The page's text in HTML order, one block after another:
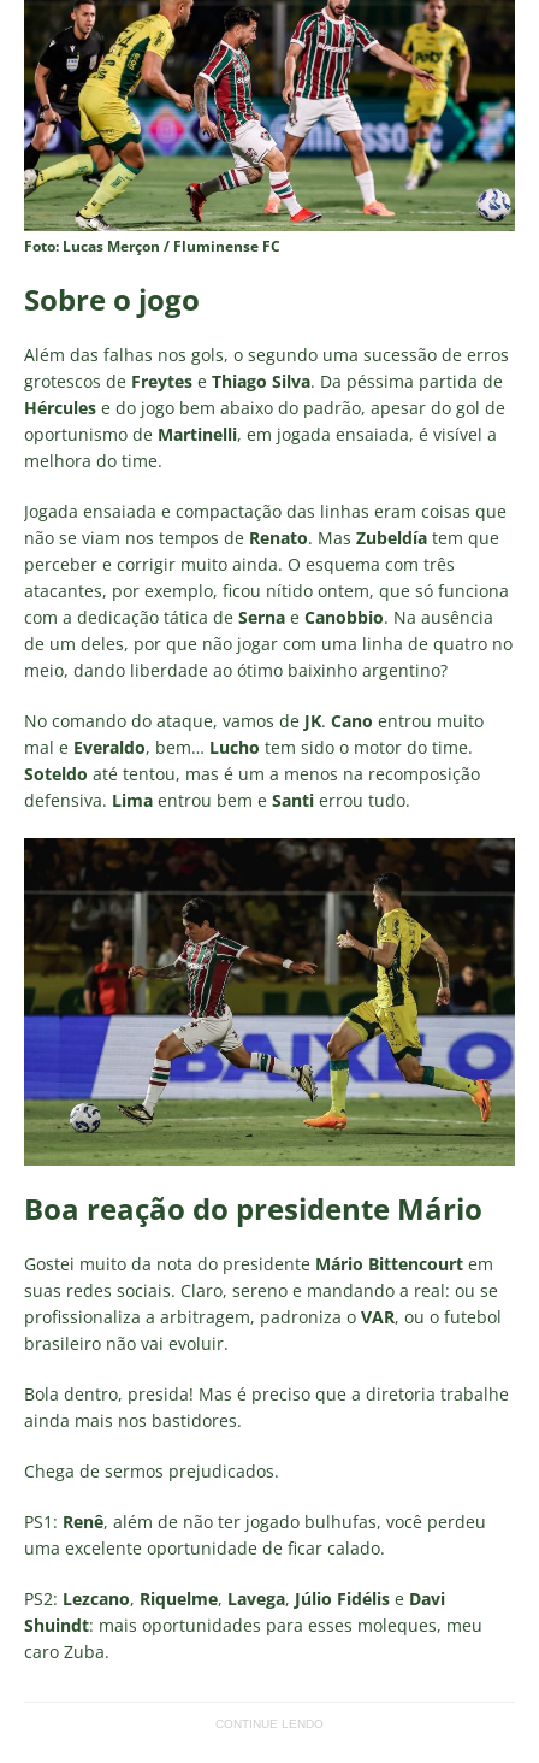
Foto: Lucas Merçon / Fluminense FC
Sobre o jogo
Além das falhas nos gols, o segundo uma sucessão de erros
grotescos de Freytes e Thiago Silva. Da péssima partida de
Hércules e do jogo bem abaixo do padrão, apesar do gol de
oportunismo de Martinelli, em jogada ensaiada, é visível a
melhora do time.
Jogada ensaiada e compactação das linhas eram coisas que
não se viam nos tempos de Renato. Mas Zubeldía tem que
perceber e corrigir muito ainda. O esquema com três
atacantes, por exemplo, ficou nítido ontem, que só funciona
com a dedicação tática de Serna e Canobbio. Na ausência
de um deles, por que não jogar com uma linha de quatro no
meio, dando liberdade ao ótimo baixinho argentino?
No comando do ataque, vamos de JK. Cano entrou muito
mal e Everaldo, bem… Lucho tem sido o motor do time.
Soteldo até tentou, mas é um a menos na recomposição
defensiva. Lima entrou bem e Santi errou tudo.
Boa reação do presidente Mário
Gostei muito da nota do presidente Mário Bittencourt em
suas redes sociais. Claro, sereno e mandando a real: ou se
profissionaliza a arbitragem, padroniza o VAR, ou o futebol
brasileiro não vai evoluir.
Bola dentro, presida! Mas é preciso que a diretoria trabalhe
ainda mais nos bastidores.
Chega de sermos prejudicados.
PS1: Renê, além de não ter jogado bulhufas, você perdeu
uma excelente oportunidade de ficar calado.
PS2: Lezcano, Riquelme, Lavega, Júlio Fidélis e Davi
Shuindt: mais oportunidades para esses moleques, meu
caro Zuba.
CONTINUE LENDO